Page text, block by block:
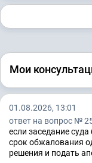
Мои
01.08.2026, 13:01
ответ на вопрос №
если заседание
срок обжалования
решения и подать